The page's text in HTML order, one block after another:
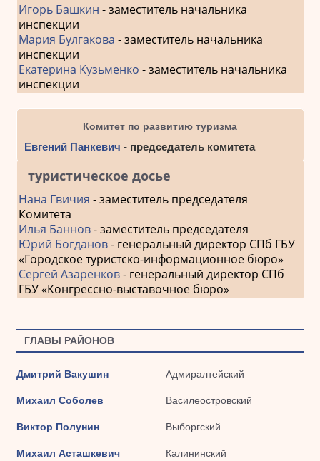
Игорь Башкин - заместитель начальника
инспекции
Мария Булгакова - заместитель начальника
инспекции
Екатерина Кузьменко - заместитель начальника
инспекции
Комитет по развитию туризма
Евгений Панкевич - председатель комитета
туристическое досье
Нана Гвичия - заместитель председателя
Комитета
Илья Баннов- заместитель председателя
Юрий Богданов- генеральный директор СПб ГБУ
«Городское туристско-информационное бюро»
Сергей Азаренков- генеральный директор СПб
ГБУ «Конгрессно-выставочное бюро»
ГЛАВЫ РАЙОНОВ
Дмитрий Вакушин Адмиралтейский
Михаил Соболев Василеостровский
Виктор Полунин Выборгский
Михаил Асташкевич Калининский